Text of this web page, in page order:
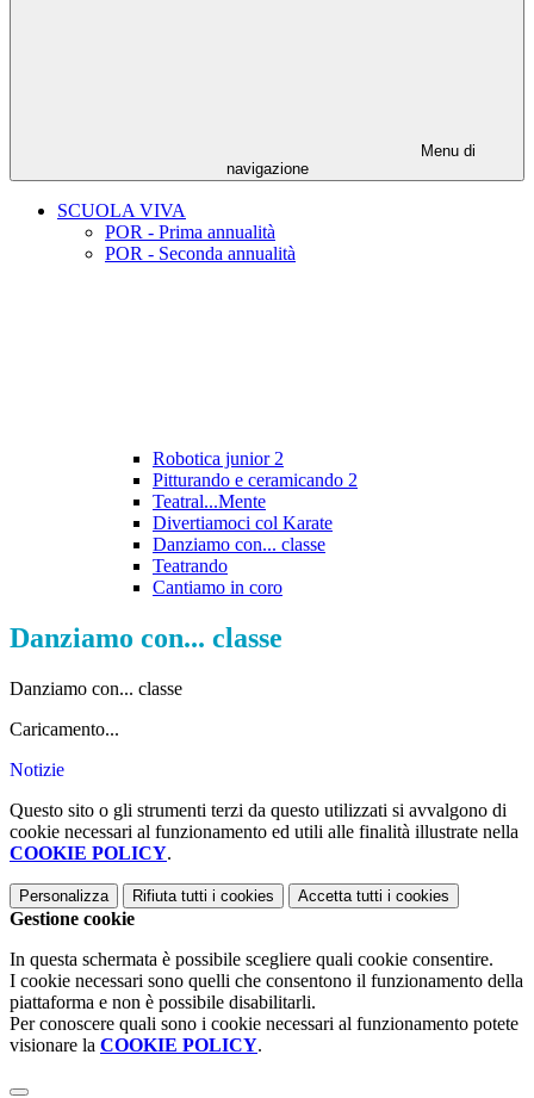
Menu di
navigazione
SCUOLA VIVA
POR - Prima annualità
POR - Seconda annualità
Robotica junior 2
Pitturando e ceramicando 2
Teatral...Mente
Divertiamoci col Karate
Danziamo con... classe
Teatrando
Cantiamo in coro
Danziamo con... classe
Danziamo con... classe
Caricamento...
Notizie
Questo sito o gli strumenti terzi da questo utilizzati si avvalgono di
cookie necessari al funzionamento ed utili alle finalità illustrate nella
COOKIE POLICY.
Personalizza Rifiuta tutti i cookies Accetta tutti i cookies
Gestione cookie
In questa schermata è possibile scegliere quali cookie consentire.
I cookie necessari sono quelli che consentono il funzionamento della
piattaforma e non è possibile disabilitarli.
Per conoscere quali sono i cookie necessari al funzionamento potete
visionare la COOKIE POLICY.